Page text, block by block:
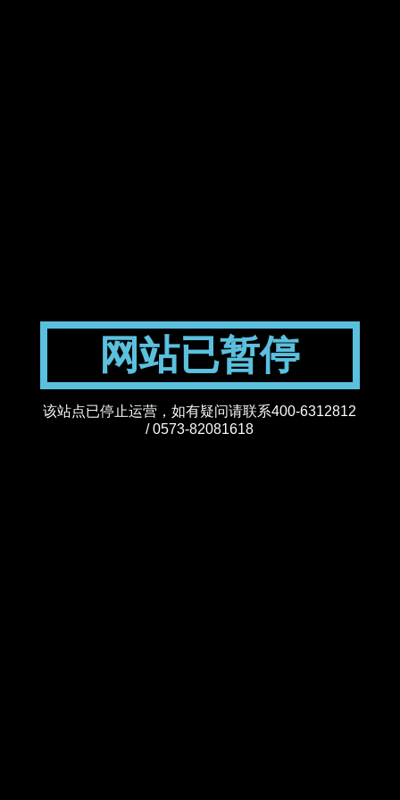
网站已暂停
该站点已停止运营，如有疑问请联系400-6312812
/ 0573-82081618